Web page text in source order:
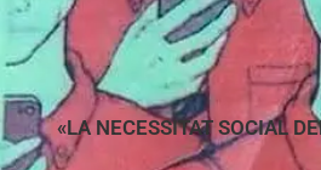
«LA NECESSITAT SOCIAL